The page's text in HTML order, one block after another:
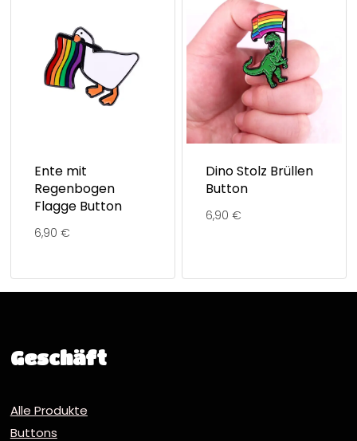
Ente mit
Regenbogen
Flagge Button
6,90 €
Dino Stolz Brüllen
Button
6,90 €
Geschäft
Alle Produkte
Buttons